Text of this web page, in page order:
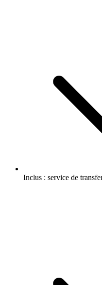
Inclus : service de